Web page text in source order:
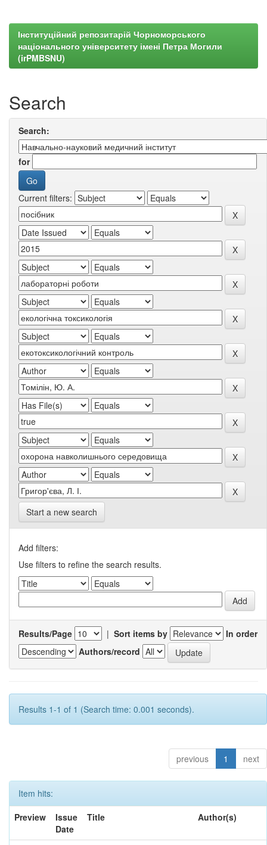
Інституційний репозитарій Чорноморського
національного університету імені Петра Могили
(irPMBSNU)
Search
Search:
for
Current filters:
Start a new search
Add filters:
Use filters to refine the search results.
Results/Page | Sort items by
In order
Authors/record
Results 1-1 of 1 (Search time: 0.001 seconds).
previous 1 next
Item hits:
Preview
Issue
Date
Title Author(s)